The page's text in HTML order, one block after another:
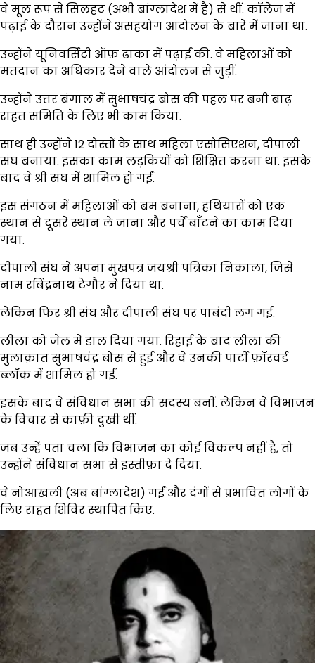
वे मूल रूप से सिलहट (अभी बांग्लादेश में है) से थीं. कॉलेज में
पढ़ाई के दौरान उन्होंने असहयोग आंदोलन के बारे में जाना था.
उन्होंने यूनिवर्सिटी ऑफ़ ढाका में पढ़ाई की. वे महिलाओं को
मतदान का अधिकार देने वाले आंदोलन से जुड़ीं.
उन्होंने उत्तर बंगाल में सुभाषचंद्र बोस की पहल पर बनी बाढ़
राहत समिति के लिए भी काम किया.
साथ ही उन्होंने 12 दोस्तों के साथ महिला एसोसिएशन, दीपाली
संघ बनाया. इसका काम लड़कियों को शिक्षित करना था. इसके
बाद वे श्री संघ में शामिल हो गईं.
इस संगठन में महिलाओं को बम बनाना, हथियारों को एक
स्थान से दूसरे स्थान ले जाना और पर्चे बाँटने का काम दिया
गया.
दीपाली संघ ने अपना मुखपत्र जयश्री पत्रिका निकाला, जिसे
नाम रबिंद्रनाथ टेगौर ने दिया था.
लेकिन फिर श्री संघ और दीपाली संघ पर पाबंदी लग गई.
लीला को जेल में डाल दिया गया. रिहाई के बाद लीला की
मुलाक़ात सुभाषचंद्र बोस से हुई और वे उनकी पार्टी फ़ॉरवर्ड
ब्लॉक में शामिल हो गईं.
इसके बाद वे संविधान सभा की सदस्य बनीं. लेकिन वे विभाजन
के विचार से काफ़ी दुखी थीं.
जब उन्हें पता चला कि विभाजन का कोई विकल्प नहीं है, तो
उन्होंने संविधान सभा से इस्तीफ़ा दे दिया.
वे नोआखली (अब बांग्लादेश) गईं और दंगों से प्रभावित लोगों के
लिए राहत शिविर स्थापित किए.